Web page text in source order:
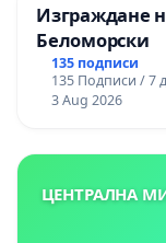
Изграждане
Беломорски
135 подписи
135 Подписи / 7
3 Aug 2026
ЦЕНТРАЛНА